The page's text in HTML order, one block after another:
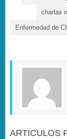
charlas
Enfermedad de
ARTICULOS